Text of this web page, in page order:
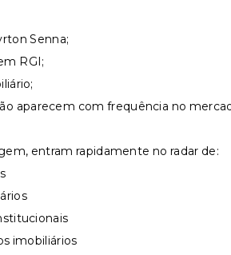
Senna;
RGI;
aparecem com frequência no
entram rapidamente no radar de:
imobiliários